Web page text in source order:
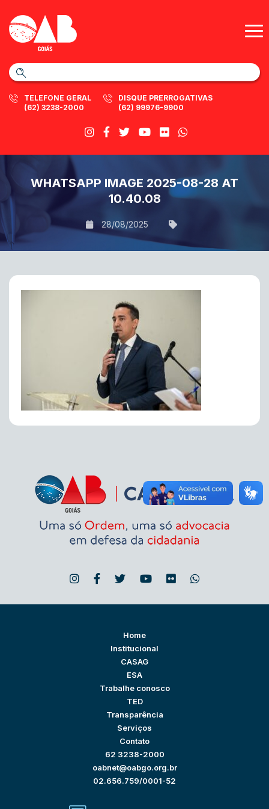
TELEFONE GERAL
(62) 3238-2000
DISQUE PRERROGATIVAS
(62) 99976-9900
WHATSAPP IMAGE 2025-08-28 AT
10.40.08
28/08/2025
Home
Institucional
CASAG
ESA
Trabalhe conosco
TED
Transparência
Serviços
Contato
62 3238-2000
oabnet@oabgo.org.br
02.656.759/0001-52